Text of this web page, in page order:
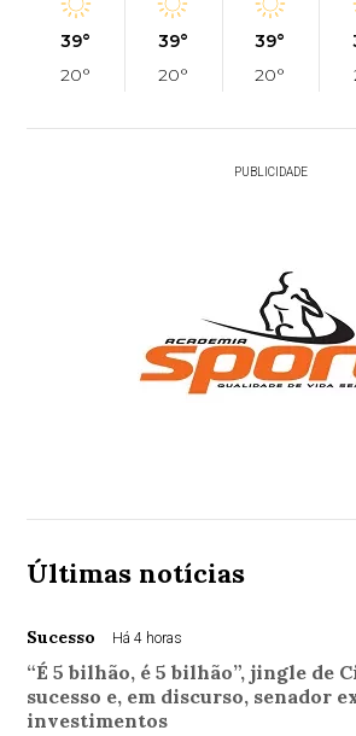
39°
20°
39°
20°
39°
20°
PUBLICIDADE
Últimas notícias
Sucesso Há 4 horas
“É 5 bilhão, é 5 bilhão”, jingle de
sucesso e, em discurso, senador
investimentos